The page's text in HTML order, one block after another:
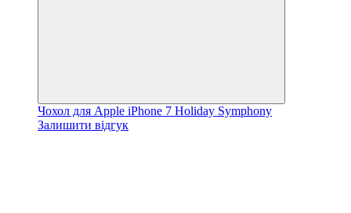
Чохол для Apple iPhone 7 Holiday Symphony
Залишити відгук